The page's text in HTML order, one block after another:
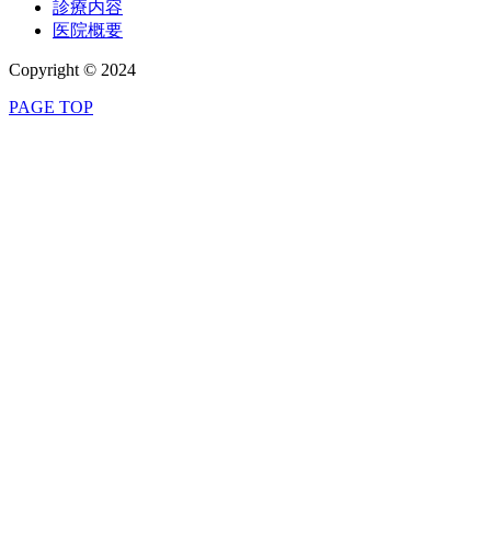
診療内容
医院概要
Copyright © 2024
PAGE TOP